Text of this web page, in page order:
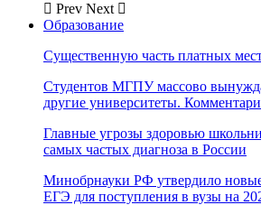
Prev Next
Образование
Существенную часть платных мест
Студентов МГПУ массово
другие университеты.
Главные угрозы здоровью
самых частых диагноза в России
Минобрнауки РФ утвердило
ЕГЭ для поступления в вузы на